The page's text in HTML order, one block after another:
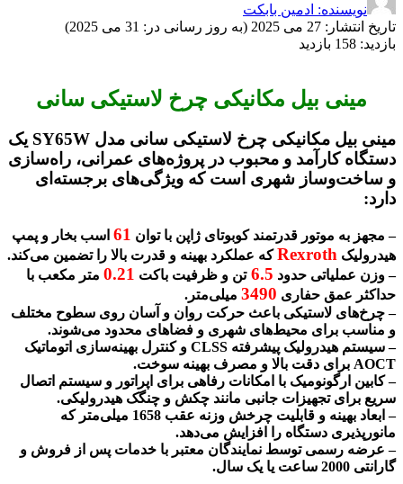
نویسنده: ادمین بابکت
تاریخ انتشار: 27 می 2025 (به روز رسانی در: 31 می 2025)
بازدید: 158 بازدید
مینی بیل مکانیکی چرخ لاستیکی سانی
مینی بیل مکانیکی چرخ لاستیکی سانی مدل SY65W یک
دستگاه کارآمد و محبوب در پروژه‌های عمرانی، راه‌سازی
و ساخت‌وساز شهری است که ویژگی‌های برجسته‌ای
دارد:
– مجهز به موتور قدرتمند کوبوتای ژاپن با توان 61 اسب بخار و پمپ
هیدرولیک Rexrothکه عملکرد بهینه و قدرت بالا را تضمین می‌کند.
– وزن عملیاتی حدود 6.5 تن و ظرفیت باکت 0.21 متر مکعب با
حداکثر عمق حفاری 3490 میلی‌متر.
– چرخ‌های لاستیکی باعث حرکت روان و آسان روی سطوح مختلف
و مناسب برای محیط‌های شهری و فضاهای محدود می‌شوند.
– سیستم هیدرولیک پیشرفته CLSS و کنترل بهینه‌سازی اتوماتیک
AOCT برای دقت بالا و مصرف بهینه سوخت.
– کابین ارگونومیک با امکانات رفاهی برای اپراتور و سیستم اتصال
سریع برای تجهیزات جانبی مانند چکش و چنگک هیدرولیکی.
– ابعاد بهینه و قابلیت چرخش وزنه عقب 1658 میلی‌متر که
مانورپذیری دستگاه را افزایش می‌دهد.
– عرضه رسمی توسط نمایندگان معتبر با خدمات پس از فروش و
گارانتی 2000 ساعت یا یک سال.